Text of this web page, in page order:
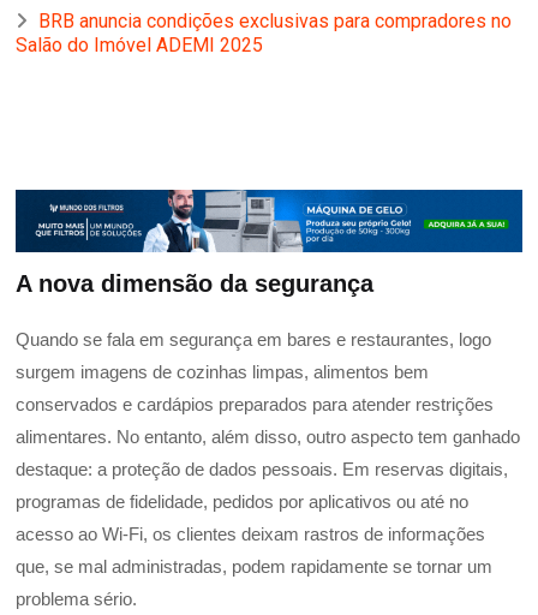
BRB anuncia condições exclusivas para compradores no
Salão do Imóvel ADEMI 2025
A nova dimensão da segurança
Quando se fala em segurança em bares e restaurantes, logo
surgem imagens de cozinhas limpas, alimentos bem
conservados e cardápios preparados para atender restrições
alimentares. No entanto, além disso, outro aspecto tem ganhado
destaque: a proteção de dados pessoais. Em reservas digitais,
programas de fidelidade, pedidos por aplicativos ou até no
acesso ao Wi-Fi, os clientes deixam rastros de informações
que, se mal administradas, podem rapidamente se tornar um
problema sério.